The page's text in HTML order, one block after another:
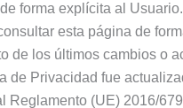
forma explícita al
esta página de
de los últimos cambios o
de Privacidad fue
Reglamento (UE) 2016/